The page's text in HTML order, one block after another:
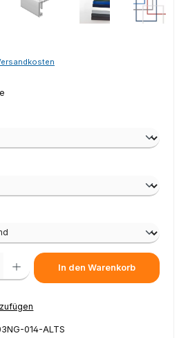
gewünschten Wert ein oder benutze die
In den Warenkorb
014-ALTS